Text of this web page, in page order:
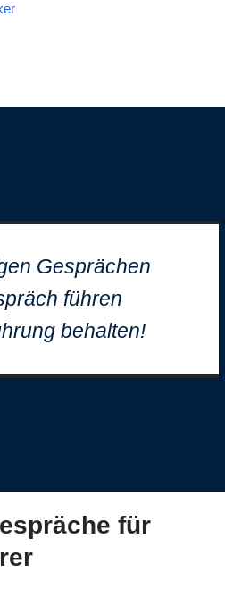
Gesprächen
führen
behalten!
für